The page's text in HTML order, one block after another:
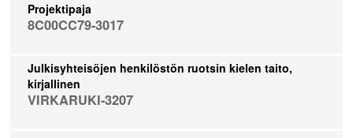
Projektipaja
8C00CC79-3017
Julkisyhteisöjen henkilöstön ruotsin kielen taito,
kirjallinen
VIRKARUKI-3207